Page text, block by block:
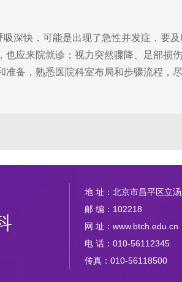
快，可能是出现了急性并发症，要
应来院就诊；视力突然骤降、足部损
备，熟悉医院科室布局和步骤流程，
地 址：北京市昌平区立
邮 编：102218
网 址：www.btch.edu.cn
电 话：010-56112345
传真：010-56118500